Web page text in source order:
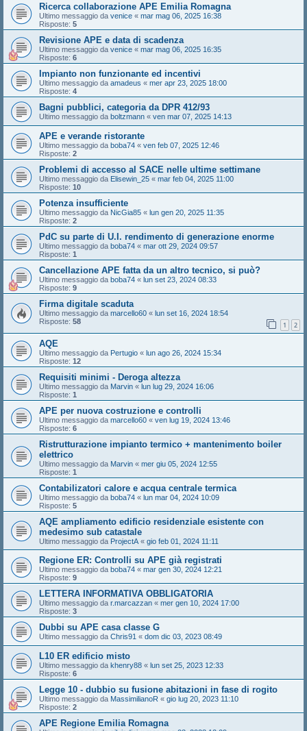
Ricerca collaborazione APE Emilia Romagna
Ultimo messaggio da venice « mar mag 06, 2025 16:38
Risposte: 5
Revisione APE e data di scadenza
Ultimo messaggio da venice « mar mag 06, 2025 16:35
Risposte: 6
Impianto non funzionante ed incentivi
Ultimo messaggio da amadeus « mer apr 23, 2025 18:00
Risposte: 4
Bagni pubblici, categoria da DPR 412/93
Ultimo messaggio da boltzmann « ven mar 07, 2025 14:13
APE e verande ristorante
Ultimo messaggio da boba74 « ven feb 07, 2025 12:46
Risposte: 2
Problemi di accesso al SACE nelle ultime settimane
Ultimo messaggio da Elisewin_25 « mar feb 04, 2025 11:00
Risposte: 10
Potenza insufficiente
Ultimo messaggio da NicGia85 « lun gen 20, 2025 11:35
Risposte: 2
PdC su parte di U.I. rendimento di generazione enorme
Ultimo messaggio da boba74 « mar ott 29, 2024 09:57
Risposte: 1
Cancellazione APE fatta da un altro tecnico, si può?
Ultimo messaggio da boba74 « lun set 23, 2024 08:33
Risposte: 9
Firma digitale scaduta
Ultimo messaggio da marcello60 « lun set 16, 2024 18:54
Risposte: 58 1 2
AQE
Ultimo messaggio da Pertugio « lun ago 26, 2024 15:34
Risposte: 12
Requisiti minimi - Deroga altezza
Ultimo messaggio da Marvin « lun lug 29, 2024 16:06
Risposte: 1
APE per nuova costruzione e controlli
Ultimo messaggio da marcello60 « ven lug 19, 2024 13:46
Risposte: 6
Ristrutturazione impianto termico + mantenimento boiler
elettrico
Ultimo messaggio da Marvin « mer giu 05, 2024 12:55
Risposte: 1
Contabilizatori calore e acqua centrale termica
Ultimo messaggio da boba74 « lun mar 04, 2024 10:09
Risposte: 5
AQE ampliamento edificio residenziale esistente con
medesimo sub catastale
Ultimo messaggio da ProjectA « gio feb 01, 2024 11:11
Regione ER: Controlli su APE già registrati
Ultimo messaggio da boba74 « mar gen 30, 2024 12:21
Risposte: 9
LETTERA INFORMATIVA OBBLIGATORIA
Ultimo messaggio da r.marcazzan « mer gen 10, 2024 17:00
Risposte: 3
Dubbi su APE casa classe G
Ultimo messaggio da Chris91 « dom dic 03, 2023 08:49
L10 ER edificio misto
Ultimo messaggio da khenry88 « lun set 25, 2023 12:33
Risposte: 6
Legge 10 - dubbio su fusione abitazioni in fase di rogito
Ultimo messaggio da MassimilianoR « gio lug 20, 2023 11:10
Risposte: 2
APE Regione Emilia Romagna